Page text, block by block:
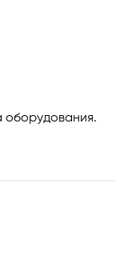
оборудования.